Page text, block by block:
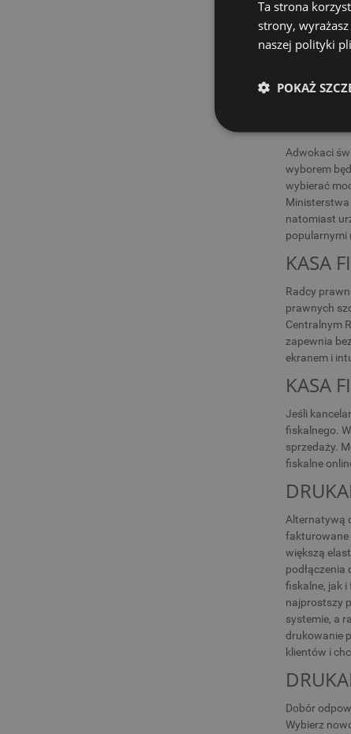
prawa.
KASA
Adwokaci
Wybór
adwokatów
Adwokaci
wyborem
wybierać
Ministerstwa
natomiast
popularnymi
KASA
Radcy
prawnych
Centralnym
zapewnia
ekranem i
KASA
Jeśli
fiskalnego.
sprzedaży.
fiskalne
Alternatywą
fakturowane
większą
fiskalne, jak
najprostszy
systemie, a
drukowanie
klientów i
Dobór
Wybierz
Ta strona
strony,
naszej polityki
POKAŻ